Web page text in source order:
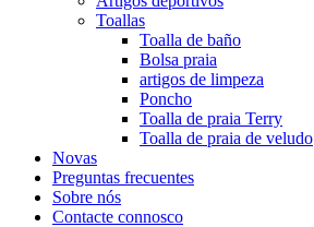
Toallas
Toalla de baño
Bolsa praia
artigos de limpeza
Poncho
Toalla de praia Terry
Toalla de praia de veludo
Novas
Preguntas frecuentes
Sobre nós
Contacte connosco